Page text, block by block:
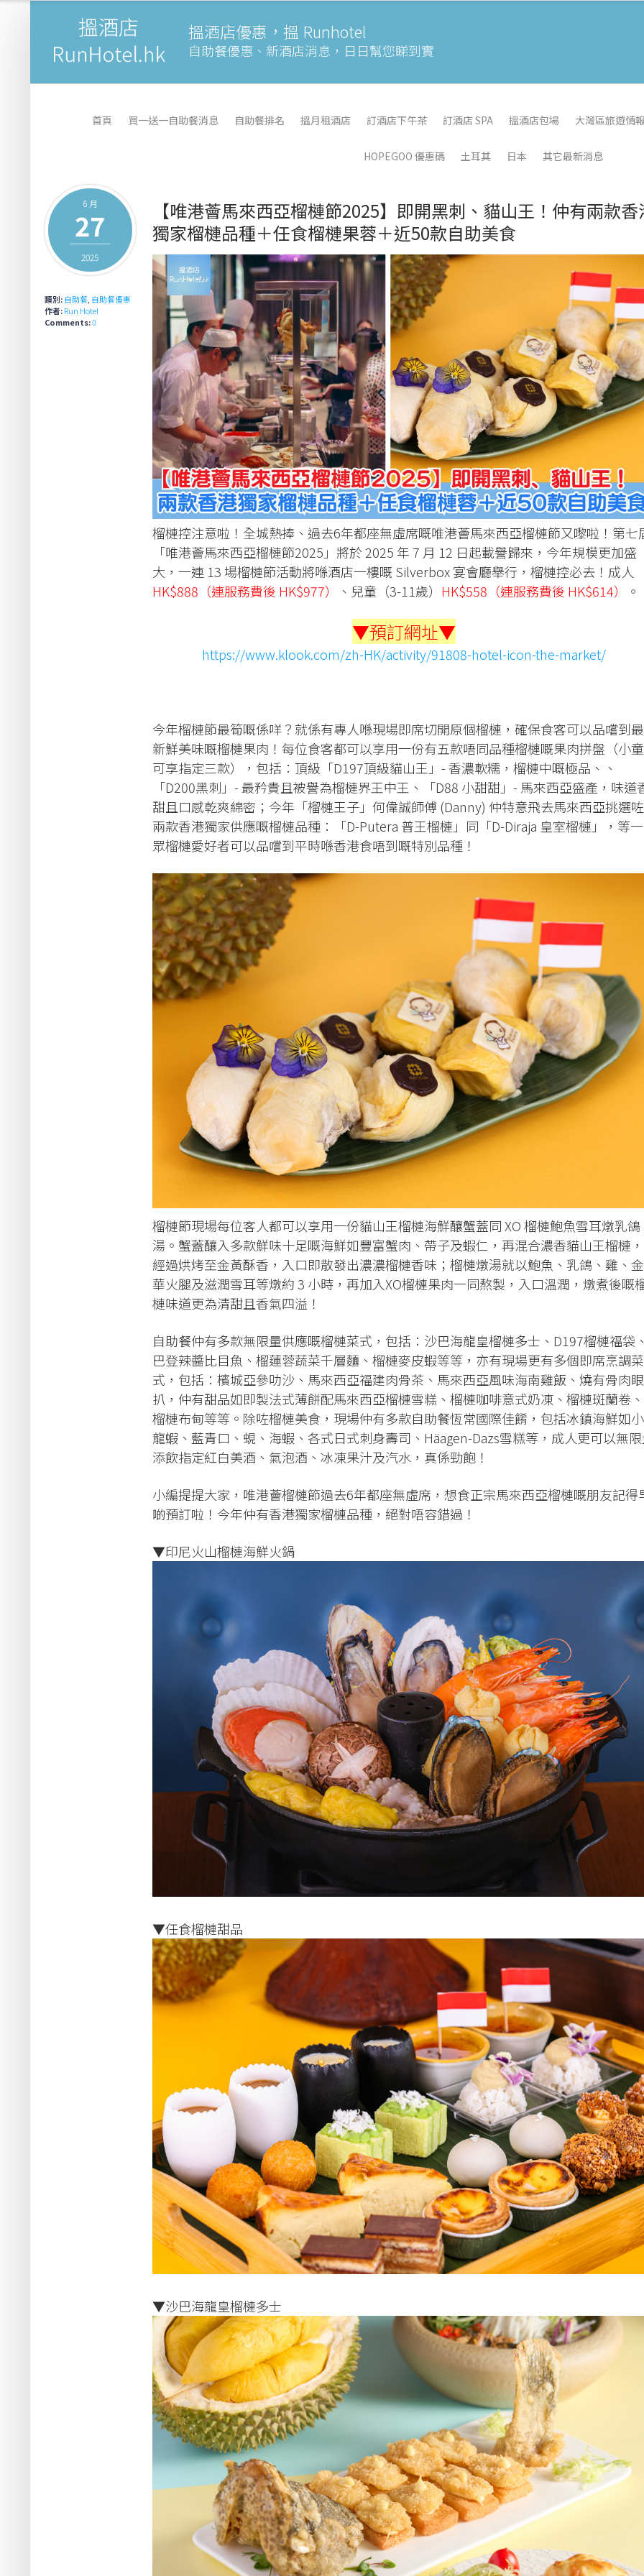
搵酒店優惠，搵 Runhotel
自助餐優惠、新酒店消息， 日日幫您睇到實
首頁 買一送一自助餐消息 自助餐排名 搵月租酒店 訂酒店下午茶 訂酒店 SPA 搵酒店包場 大灣區旅遊情
HOPEGOO 優惠碼 土耳其 日本 其它最新消息
6 月
27
2025
類別:自助餐 自助餐優惠
作者:Run Hotel
Comments:0
【唯港薈馬來西亞榴槤節2025】即開黑刺、貓山王！仲有兩款香
獨家榴槤品種＋任食榴槤果蓉＋近50款自助美食
榴槤控注意啦！全城熱捧、過去6年都座無虛席嘅唯港薈馬來西亞榴槤節又嚟啦！第七
「唯港薈馬來西亞榴槤節2025」將於 2025 年 7 月 12 日起載譽歸來，今年規模更加盛
大，一連 13 場榴槤節活動將喺酒店一樓嘅 Silverbox 宴會廳舉行，榴槤控必去！成人
HK$888（連服務費後 HK$977）
、兒童（3-11歲） HK$558（連服務費後 HK$614） 。
▼預訂網址▼
https://www.klook.com/zh-HK/activity/91808-hotel-icon-the-market/
今年榴槤節最筍嘅係咩？就係有專人喺現場即席切開原個榴槤，確保食客可以品嚐到最
新鮮美味嘅榴槤果肉！每位食客都可以享用一份有五款唔同品種榴槤嘅果肉拼盤（小童
可享指定三款），包括：頂級「D197頂級貓山王」- 香濃軟糯，榴槤中嘅極品、、
「D200黑刺」- 最矜貴且被譽為榴槤界王中王、「D88 小甜甜」- 馬來西亞盛產，味道
甜且口感乾爽綿密；今年「榴槤王子」何偉誠師傅 (Danny) 仲特意飛去馬來西亞挑選咗
兩款香港獨家供應嘅榴槤品種：「D-Putera 普王榴槤」同「D-Diraja 皇室榴槤」，等一
眾榴槤愛好者可以品嚐到平時喺香港食唔到嘅特別品種！
榴槤節現場每位客人都可以享用一份貓山王榴槤海鮮釀蟹蓋同 XO 榴槤鮑魚雪耳燉乳鴿
湯。蟹蓋釀入多款鮮味十足嘅海鮮如豐富蟹肉、帶子及蝦仁，再混合濃香貓山王榴槤，
經過烘烤至金黃酥香，入口即散發出濃濃榴槤香味；榴槤燉湯就以鮑魚、乳鴿、雞、金
華火腿及滋潤雪耳等燉約 3 小時，再加入XO榴槤果肉一同熬製，入口溫潤，燉煮後嘅
槤味道更為清甜且香氣四溢！
自助餐仲有多款無限量供應嘅榴槤菜式，包括：沙巴海龍皇榴槤多士、D197榴槤福袋
巴登辣醬比目魚、榴蓮蓉蔬菜千層麵、榴槤麥皮蝦等等，亦有現場更有多個即席烹調菜
式，包括：檳城亞參叻沙、馬來西亞福建肉骨茶、馬來西亞風味海南雞飯、燒有骨肉眼
扒，仲有甜品如即製法式薄餅配馬來西亞榴槤雪糕、榴槤咖啡意式奶凍、榴槤斑蘭卷、
榴槤布甸等等。除咗榴槤美食，現場仲有多款自助餐恆常國際佳餚，包括冰鎮海鮮如小
龍蝦、藍青口、蜆、海蝦、各式日式刺身壽司、Häagen-Dazs雪糕等，成人更可以無
添飲指定紅白美酒、氣泡酒、冰凍果汁及汽水，真係勁飽！
小編提提大家，唯港薈榴槤節過去6年都座無虛席，想食正宗馬來西亞榴槤嘅朋友記得
啲預訂啦！今年仲有香港獨家榴槤品種，絕對唔容錯過！
▼印尼火山榴槤海鮮火鍋
▼任食榴槤甜品
▼沙巴海龍皇榴槤多士